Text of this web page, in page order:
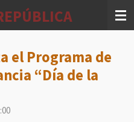
el Programa de
“Día de la